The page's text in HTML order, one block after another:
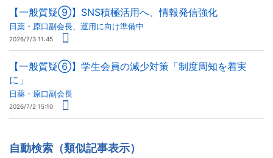
【一般質疑⑨】SNS積極活用へ、情報発信強化
日薬・原口副会長、運用に向け準備中
2026/7/3 11:45
【一般質疑⑥】学生会員の減少対策「制度周知を着実
に」
日薬・原口副会長
2026/7/2 15:10
自動検索（類似記事表示）